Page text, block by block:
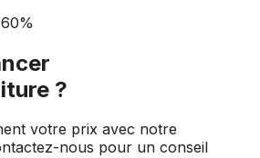
?
votre prix avec notre
nous pour un conseil